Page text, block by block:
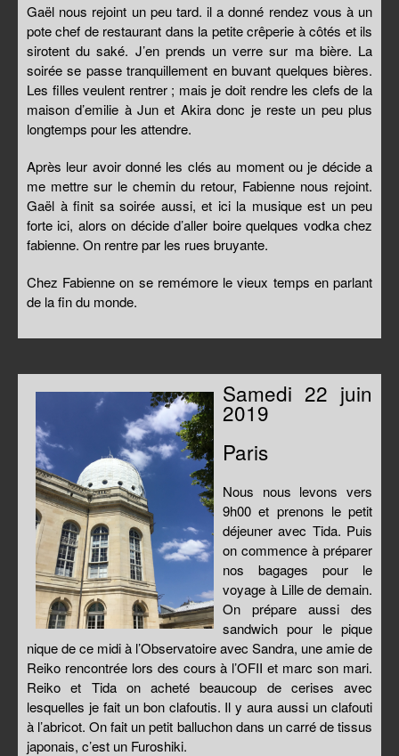
Gaël nous rejoint un peu tard. il a donné rendez vous à un
pote chef de restaurant dans la petite crêperie à côtés et ils
sirotent du saké. J’en prends un verre sur ma bière. La
soirée se passe tranquillement en buvant quelques bières.
Les filles veulent rentrer ; mais je doit rendre les clefs de la
maison d’emilie à Jun et Akira donc je reste un peu plus
longtemps pour les attendre.
Après leur avoir donné les clés au moment ou je décide a
me mettre sur le chemin du retour, Fabienne nous rejoint.
Gaël à finit sa soirée aussi, et ici la musique est un peu
forte ici, alors on décide d’aller boire quelques vodka chez
fabienne. On rentre par les rues bruyante.
Chez Fabienne on se remémore le vieux temps en parlant
de la fin du monde.
Samedi 22 juin
2019
Paris
Nous nous levons vers
9h00 et prenons le petit
déjeuner avec Tida. Puis
on commence à préparer
nos bagages pour le
voyage à Lille de demain.
On prépare aussi des
sandwich pour le pique
nique de ce midi à l’Observatoire avec Sandra, une amie de
Reiko rencontrée lors des cours à l’OFII et marc son mari.
Reiko et Tida on acheté beaucoup de cerises avec
lesquelles je fait un bon clafoutis. Il y aura aussi un clafouti
à l’abricot. On fait un petit balluchon dans un carré de tissus
japonais, c’est un Furoshiki.